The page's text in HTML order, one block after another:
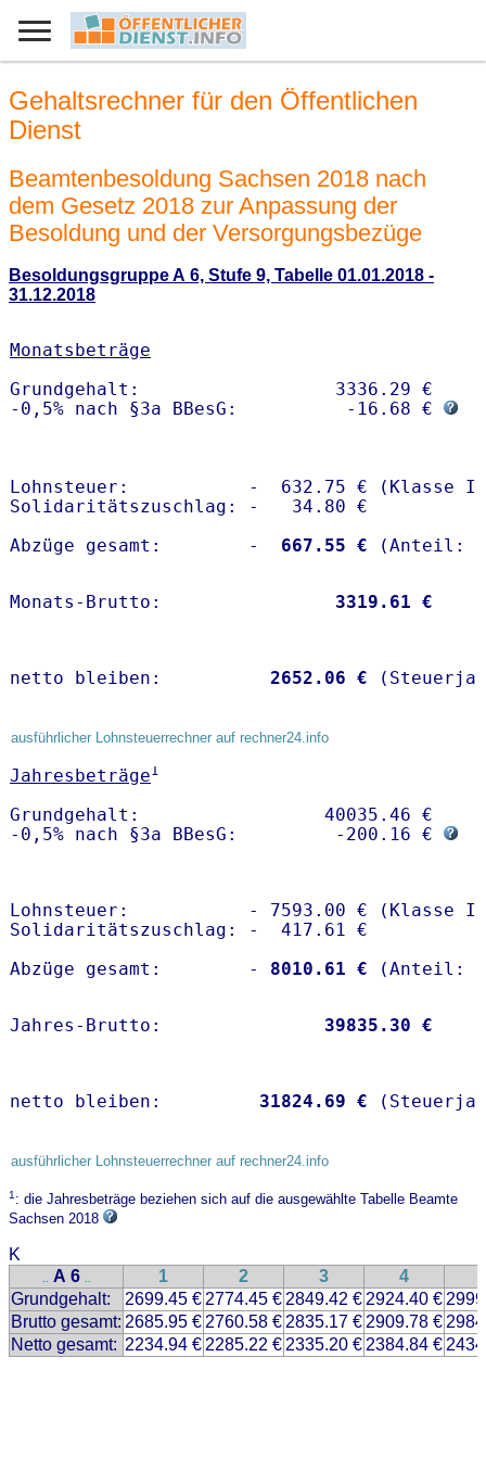
Gehaltsrechner für den Öffentlichen
Dienst
Beamtenbesoldung Sachsen 2018 nach
dem Gesetz 2018 zur Anpassung der
Besoldung und der Versorgungsbezüge
Besoldungsgruppe A 6, Stufe 9, Tabelle 01.01.2018 -
31.12.2018
Monatsbeträge
Grundgehalt:                  3336.29 €
-0,5% nach §3a BBesG:          -16.68 €
Lohnsteuer:           -  632.75 € (Klasse I)
Solidaritätszuschlag: -   34.80 €
Abzüge gesamt:        -
  667.55 €
Monats-Brutto: 3319.61 €
netto bleiben: 2652.06 €
ausführlicher Lohnsteuerrechner auf rechner24.info
Jahresbeträge1
Grundgehalt:                 40035.46 €
-0,5% nach §3a BBesG:         -200.16 €
Lohnsteuer:           - 7593.00 € (Klasse I)
Solidaritätszuschlag: -  417.61 €
Abzüge gesamt:        -
8010.61 €
Jahres-Brutto: 39835.30 €
netto bleiben: 31824.69 €
ausführlicher Lohnsteuerrechner auf rechner24.info
1: die Jahresbeträge beziehen sich auf die ausgewählte Tabelle Beamte
Sachsen 2018
K
.. A 6 .. 1 2 3 4
Grundgehalt:
2699.45 € 2774.45 € 2849.42 € 2924.40 €
Brutto gesamt: 2685.95 € 2760.58 € 2835.17 € 2909.78 €
Netto gesamt: 2234.94 € 2285.22 € 2335.20 € 2384.84 €